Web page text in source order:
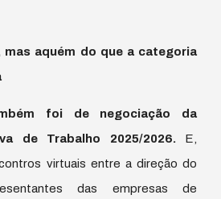
aquém do que a categoria
foi de negociação da
de Trabalho 2025/2026. E,
virtuais entre a direção do
das empresas de